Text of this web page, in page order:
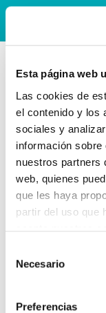
Esta página web
Las cookies de
el contenido y los
sociales y
información sobre
nuestros partners
web, quienes
que les haya
partir del uso que
Necesario
Preferencias